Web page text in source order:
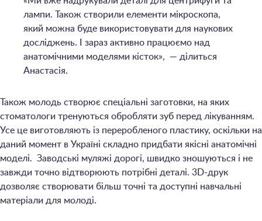
лампи. Також створили елементи мікроскопа,
який можна буде використовувати для наукових
досліджень. І зараз активно працюємо над
анатомічними моделями кісток», — ділиться
Анастасія.
Також молодь створює спеціальні заготовки, на яких
стоматологи тренуються обробляти зуб перед лікуванням.
Усе це виготовляють із переробленого пластику, оскільки на
даний момент в Україні складно придбати якісні анатомічні
моделі. Заводські муляжі дорогі, швидко зношуються і не
завжди точно відтворюють потрібні деталі. 3D-друк
дозволяє створювати більш точні та доступні навчальні
матеріали для молоді.